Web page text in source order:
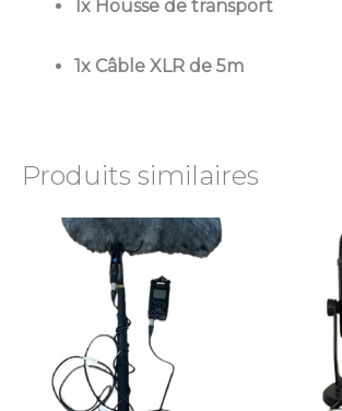
1x Housse de transport
1x Câble XLR de 5m
Produits similaires